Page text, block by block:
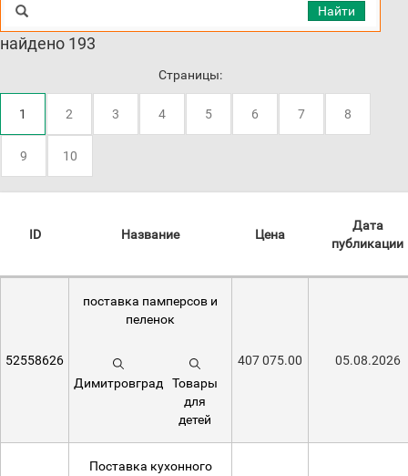
Найти
найдено 193
Страницы:
1 2 3 4 5 6 7 8
9 10
ID Название Цена
Дата
публикации
52558626
поставка памперсов и
пеленок
Димитровград
Товары
для
детей
407 075.00 05.08.2026
Поставка кухонного